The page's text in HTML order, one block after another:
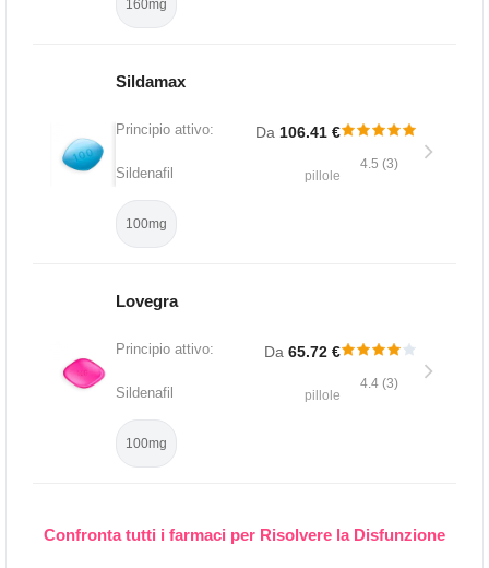
160mg
Sildamax
Principio attivo:
Sildenafil
100mg
Da 106.41 €
pillole
4.5 (3)
Lovegra
Principio attivo:
Sildenafil
100mg
Da 65.72 €
pillole
4.4 (3)
Confronta tutti i farmaci per Risolvere la Disfunzione